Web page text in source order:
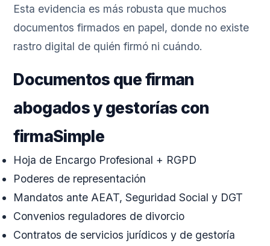
Esta evidencia es más robusta que muchos
documentos firmados en papel, donde no existe
rastro digital de quién firmó ni cuándo.
Documentos que firman
abogados y gestorías con
firmaSimple
Hoja de Encargo Profesional + RGPD
Poderes de representación
Mandatos ante AEAT, Seguridad Social y DGT
Convenios reguladores de divorcio
Contratos de servicios jurídicos y de gestoría